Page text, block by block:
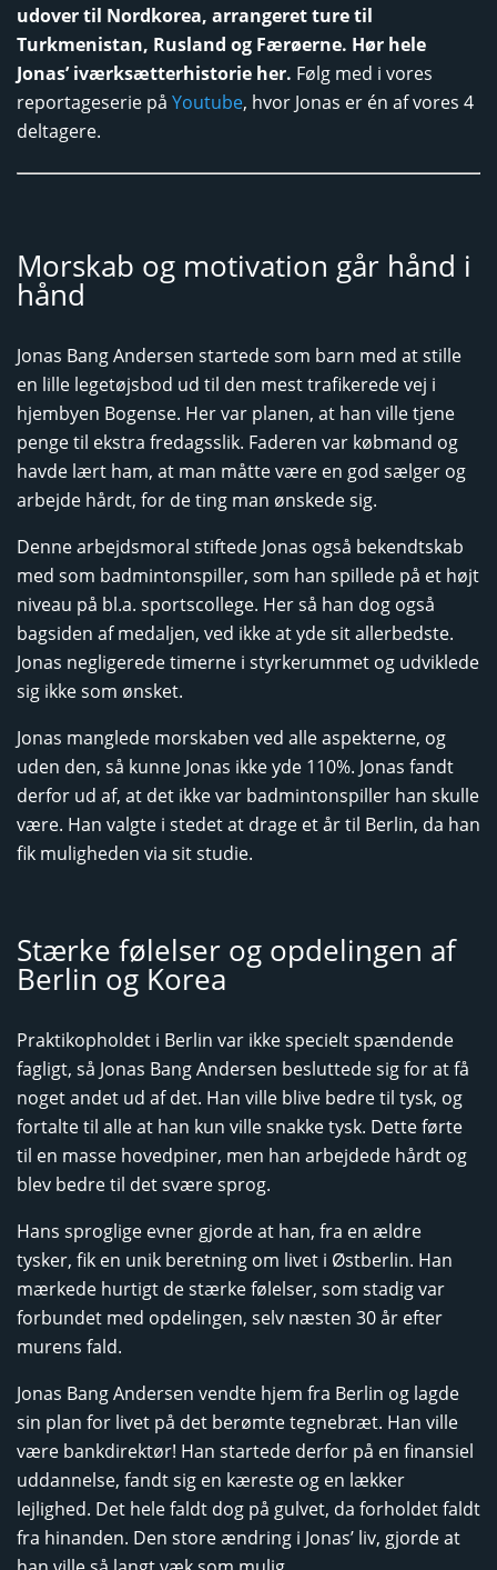
udover til Nordkorea, arrangeret ture til
Turkmenistan, Rusland og Færøerne. Hør hele
Jonas’ iværksætterhistorie her. Følg med i vores
reportageserie på Youtube, hvor Jonas er én af vores 4
deltagere.
Morskab og motivation går hånd i
hånd
Jonas Bang Andersen startede som barn med at stille
en lille legetøjsbod ud til den mest trafikerede vej i
hjembyen Bogense. Her var planen, at han ville tjene
penge til ekstra fredagsslik. Faderen var købmand og
havde lært ham, at man måtte være en god sælger og
arbejde hårdt, for de ting man ønskede sig.
Denne arbejdsmoral stiftede Jonas også bekendtskab
med som badmintonspiller, som han spillede på et højt
niveau på bl.a. sportscollege. Her så han dog også
bagsiden af medaljen, ved ikke at yde sit allerbedste.
Jonas negligerede timerne i styrkerummet og udviklede
sig ikke som ønsket.
Jonas manglede morskaben ved alle aspekterne, og
uden den, så kunne Jonas ikke yde 110%. Jonas fandt
derfor ud af, at det ikke var badmintonspiller han skulle
være. Han valgte i stedet at drage et år til Berlin, da han
fik muligheden via sit studie.
Stærke følelser og opdelingen af
Berlin og Korea
Praktikopholdet i Berlin var ikke specielt spændende
fagligt, så Jonas Bang Andersen besluttede sig for at få
noget andet ud af det. Han ville blive bedre til tysk, og
fortalte til alle at han kun ville snakke tysk. Dette førte
til en masse hovedpiner, men han arbejdede hårdt og
blev bedre til det svære sprog.
Hans sproglige evner gjorde at han, fra en ældre
tysker, fik en unik beretning om livet i Østberlin. Han
mærkede hurtigt de stærke følelser, som stadig var
forbundet med opdelingen, selv næsten 30 år efter
murens fald.
Jonas Bang Andersen vendte hjem fra Berlin og lagde
sin plan for livet på det berømte tegnebræt. Han ville
være bankdirektør! Han startede derfor på en finansiel
uddannelse, fandt sig en kæreste og en lækker
lejlighed. Det hele faldt dog på gulvet, da forholdet faldt
fra hinanden. Den store ændring i Jonas’ liv, gjorde at